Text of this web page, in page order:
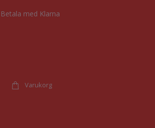
med Klarna
Varukorg